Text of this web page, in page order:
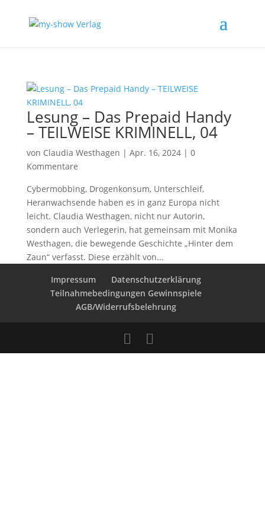
Lesung – Das Prepaid Handy
– TEILWEISE KRIMINELL, 04
von Claudia Westhagen | Apr. 16, 2024| 0
Kommentare
Cybermobbing, Drogenkonsum, Unterschleif,
Heranwachsende haben es in ganz Europa nicht
leicht. Claudia Westhagen, nicht nur Autorin,
sondern auch Verlegerin, hat gemeinsam mit Monika
Westhagen, die bewegende Geschichte „Hinter dem
Zaun“ verfasst. Diese erzählt von...
Impressum
Datenschutzerklärung
Teilnahmebedingungen Gewinnspiele
AGB/Widerrufsbelehrung